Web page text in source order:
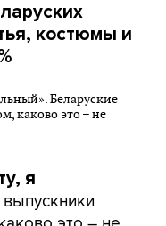
костюмы и
я